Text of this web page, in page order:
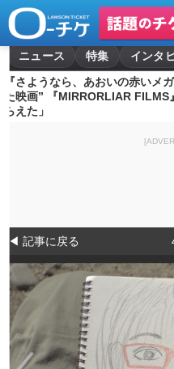
ニュース 特集 インタ
『さようなら、あおいの赤いメ
た映画” 『MIRRORLIAR
らえた」
◀ 記事に戻る